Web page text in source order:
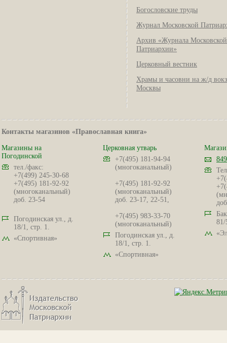
Богословские труды
Журнал Московской
Архив «Журнала Московской
Патриархии»
Церковный вестник
Храмы и часовни на ж/д
Москвы
Контакты магазинов «Православная книга»
Магазины на
Погодинской
тел./факс:
+7(499) 245-30-68
+7(495) 181-92-92
(многоканальный)
доб. 23-54
Погодинская ул., д.
18/1, стр. 1.
«Спортивная»
Церковная утварь
+7(495) 181-94-94
(многоканальный)
+7(495) 181-92-92
(многоканальный)
доб. 23-17, 22-51,
+7(495) 983-33-70
(многоканальный)
Погодинская ул., д.
18/1, стр. 1.
«Спортивная»
81/